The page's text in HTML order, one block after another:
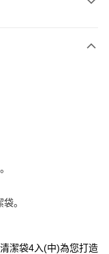
。
潔袋4入(中)為您打造